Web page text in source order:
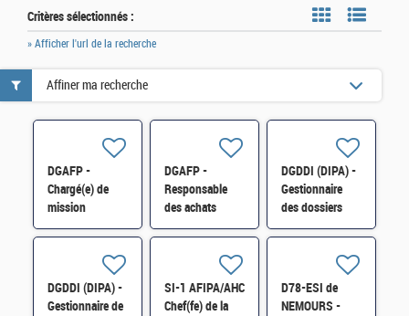
Critères sélectionnés :
» Afficher l'url de la recherche
DGAFP -
Chargé(e) de
mission
professionnalisation
RH (1DTRH) H/F
DGAFP -
Responsable
des achats
(DRESS) H/F
DGDDI (DIPA) -
Gestionnaire
des dossiers
contentieux et
marchandises
(Cat. B) H/F
DGDDI (DIPA) -
Gestionnaire de
SI-1 AFIPA/AHC
Chef(fe) de la
D78-ESI de
NEMOURS -
Affiner ma recherche